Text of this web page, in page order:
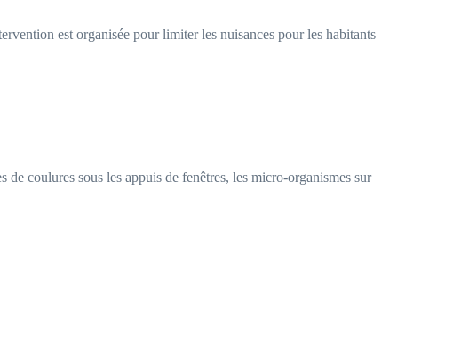
est organisée pour limiter les nuisances pour les habitants
coulures sous les appuis de fenêtres, les micro-organismes sur